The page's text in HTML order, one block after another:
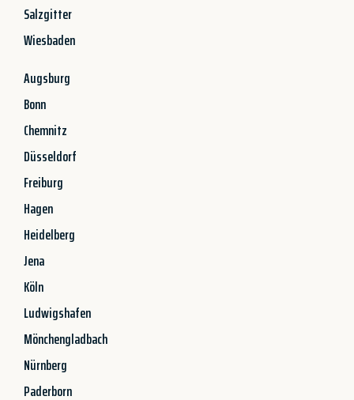
Salzgitter
Wiesbaden
Augsburg
Bonn
Chemnitz
Düsseldorf
Freiburg
Hagen
Heidelberg
Jena
Köln
Ludwigshafen
Mönchengladbach
Nürnberg
Paderborn